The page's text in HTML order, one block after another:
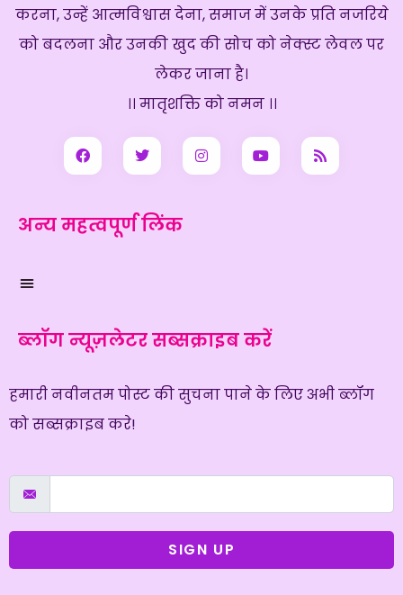
करना, उन्हें आत्मविश्वास देना, समाज में उनके प्रति नजरिये
को बदलना और उनकी खुद की सोच को नेक्स्ट लेवल पर
लेकर जाना है।
।। मातृशक्ति को नमन ।।
अन्य महत्वपूर्ण लिंक
ब्लॉग न्यूज़लेटर सब्सक्राइब करें
हमारी नवीनतम पोस्ट की सुचना पाने के लिए अभी ब्लॉग
को सब्सक्राइब करे!
SIGN UP